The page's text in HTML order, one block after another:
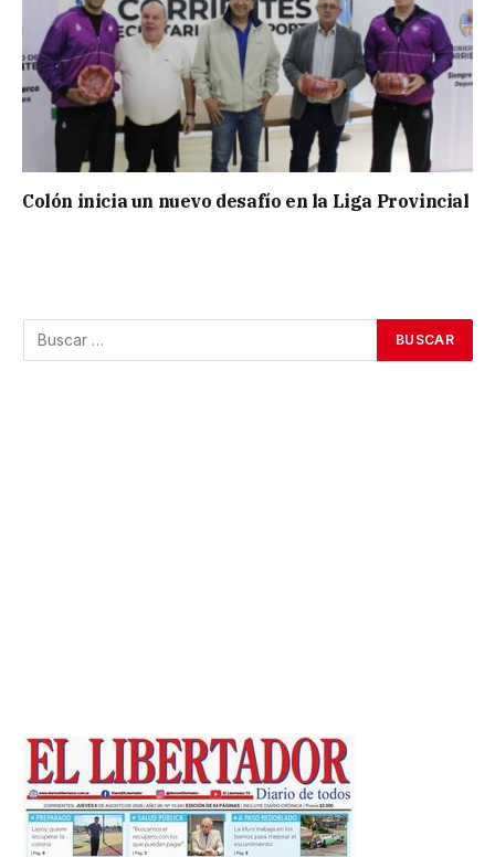
Colón inicia un nuevo desafío en la Liga Provincial